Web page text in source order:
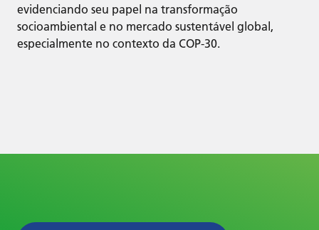
evidenciando seu papel na transformação
socioambiental e no mercado sustentável global,
especialmente no contexto da COP-30.